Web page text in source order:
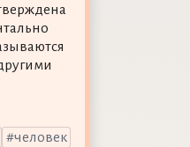
человек